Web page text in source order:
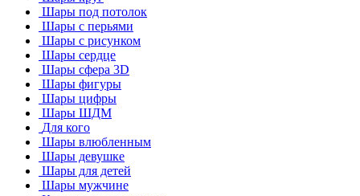
Шары под потолок
Шары с перьями
Шары с рисунком
Шары сердце
Шары сфера 3D
Шары фигуры
Шары цифры
Шары ШДМ
Для кого
Шары влюбленным
Шары девушке
Шары для детей
Шары мужчине